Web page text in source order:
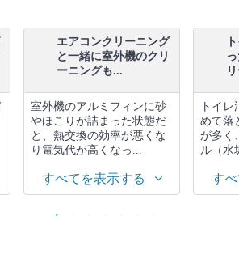
エアコンクリーニング
と一緒に室外機のクリ
ーニングも...
室外機のアルミフィンに砂
やほこりが詰まった状態だ
と、熱交換の効率が悪くな
り電気代が高くなっ...
すべてを表示する
トイ
めて落
が多く
ル（水
す